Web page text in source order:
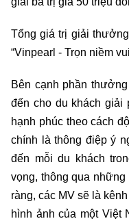
Tổng giá trị giải
“Vinpearl - Trọn niềm
Bên cạnh phần
đến cho du khách giải
hạnh phúc theo cách
chính là thông điệp ý
đến mỗi du khách
vọng, thông qua
ràng, các MV sẽ là
hình ảnh của một Việt